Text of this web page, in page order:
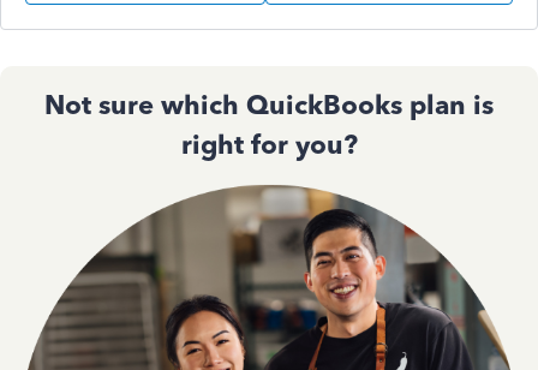
Not sure which QuickBooks plan is
right for you?